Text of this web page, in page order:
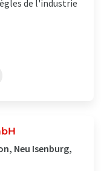
de l'industrie
Neu Isenburg,